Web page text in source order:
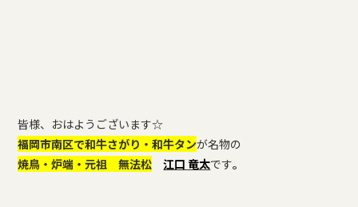
皆様、おはようございます☆
福岡市南区で和牛さがり・和牛タンが名物の
焼鳥・炉端・元祖 無法松
江口 竜太です。